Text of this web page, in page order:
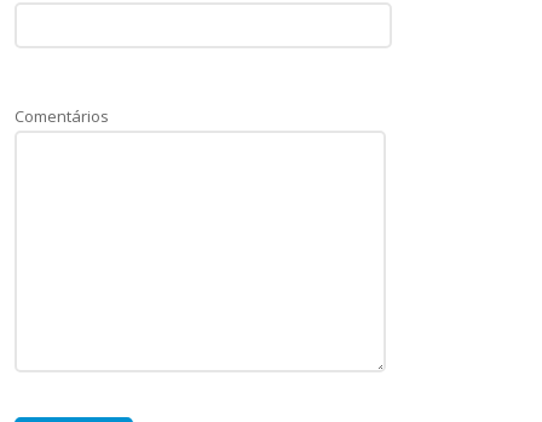
Comentários